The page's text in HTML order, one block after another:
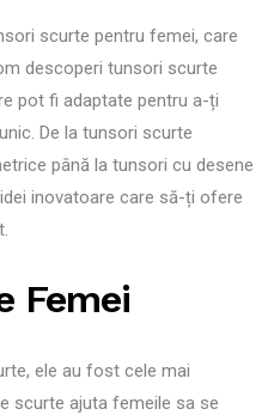
scurte pentru femei, care
descoperi tunsori scurte
pot fi adaptate pentru a-ți
De la tunsori scurte
până la tunsori cu desene
inovatoare care să-ți ofere
Femei
ele au fost cele mai
scurte ajuta femeile sa se